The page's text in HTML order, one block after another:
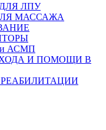
ЛПУ
МАССАЖА
АСМП
И ПОМОЩИ В